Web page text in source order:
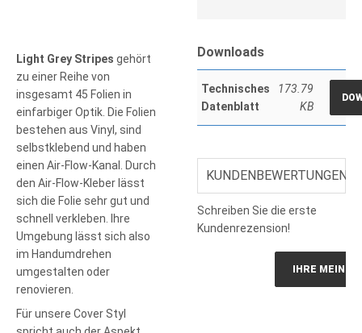
Light Grey Stripes gehört
zu einer Reihe von
insgesamt 45 Folien in
einfarbiger Optik. Die Folien
bestehen aus Vinyl, sind
selbstklebend und haben
einen Air-Flow-Kanal. Durch
den Air-Flow-Kleber lässt
sich die Folie sehr gut und
schnell verkleben. Ihre
Umgebung lässt sich also
im Handumdrehen
umgestalten oder
renovieren.
Für unsere Cover Styl
Downloads
Technisches
Datenblatt
173.79
KB
KUNDENBEWERTUNGEN
Schreiben Sie die erste
Kundenrezension!
IHRE